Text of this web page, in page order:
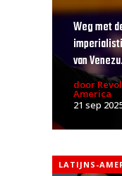
Weg met
van
door
America
21 sep
LATIJNS-